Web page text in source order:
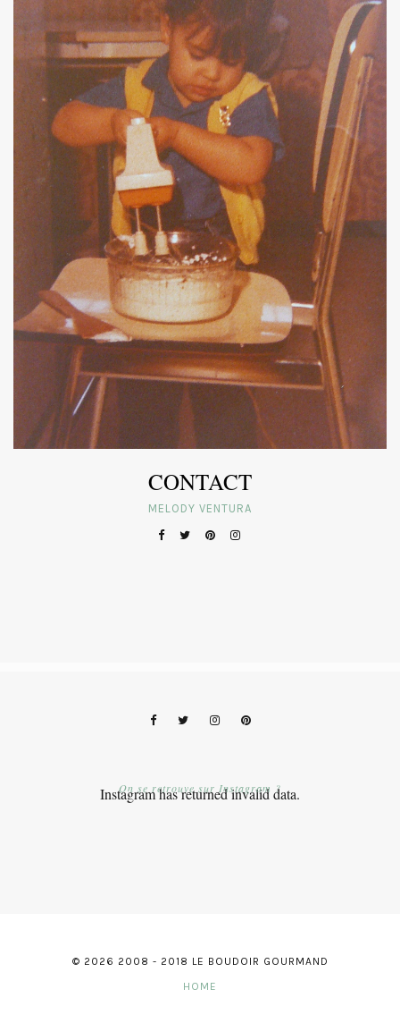
CONTACT
MELODY VENTURA
Instagram has returned invalid data.
On se retrouve sur Instagram ?
© 2026 2008 - 2018 LE BOUDOIR GOURMAND
HOME